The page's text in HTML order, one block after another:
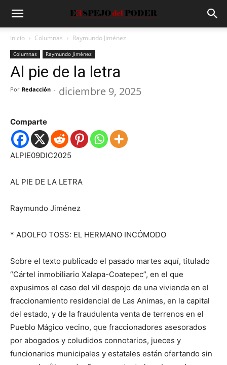
Inicio Columnas Raymundo Jiménez
Columnas Raymundo Jiménez
Al pie de la letra
Por Redacción - diciembre 9, 2025
Comparte
ALPIE09DIC2025
AL PIE DE LA LETRA
Raymundo Jiménez
* ADOLFO TOSS: EL HERMANO INCÓMODO
Sobre el texto publicado el pasado martes aquí, titulado
“Cártel inmobiliario Xalapa-Coatepec”, en el que
expusimos el caso del vil despojo de una vivienda en el
fraccionamiento residencial de Las Animas, en la capital
del estado, y de la fraudulenta venta de terrenos en el
Pueblo Mágico vecino, que fraccionadores asesorados
por abogados y coludidos connotarios, jueces y
funcionarios municipales y estatales están ofertando sin